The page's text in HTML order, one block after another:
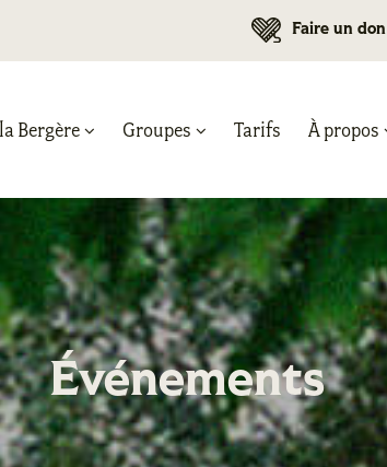
Faire un don
Bergère Groupes Tarifs À propos
Événements